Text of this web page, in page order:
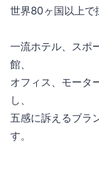
世界80ヶ国以上で
一流ホテル、スポ
館、
オフィス、モータ
し、
五感に訴えるブラ
す。